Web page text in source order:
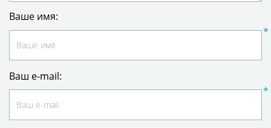
Ваше имя:
Ваш e-mail: